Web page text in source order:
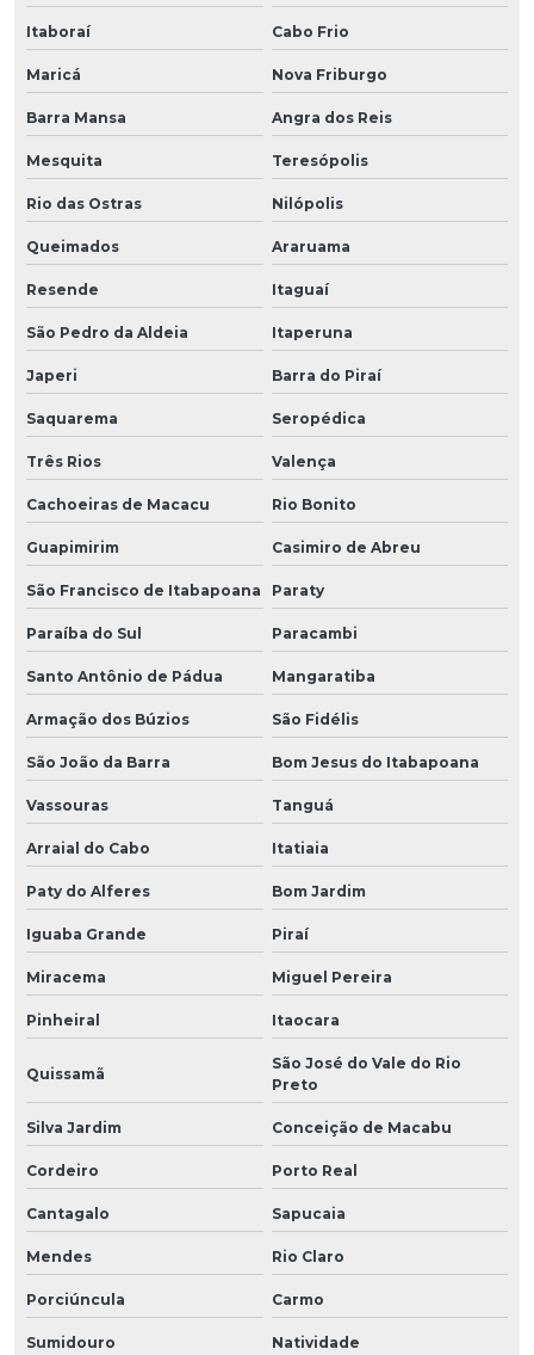
Itaboraí Cabo Frio
Maricá Nova Friburgo
Barra Mansa Angra dos Reis
Mesquita Teresópolis
Rio das Ostras Nilópolis
Queimados Araruama
Resende Itaguaí
São Pedro da Aldeia Itaperuna
Japeri Barra do Piraí
Saquarema Seropédica
Três Rios Valença
Cachoeiras de Macacu Rio Bonito
Guapimirim Casimiro de Abreu
São Francisco de Itabapoana Paraty
Paraíba do Sul Paracambi
Santo Antônio de Pádua Mangaratiba
Armação dos Búzios São Fidélis
São João da Barra Bom Jesus do Itabapoana
Vassouras Tanguá
Arraial do Cabo Itatiaia
Paty do Alferes Bom Jardim
Iguaba Grande Piraí
Miracema Miguel Pereira
Pinheiral Itaocara
Quissamã
São José do Vale do Rio
Preto
Silva Jardim Conceição de Macabu
Cordeiro Porto Real
Cantagalo Sapucaia
Mendes Rio Claro
Porciúncula Carmo
Sumidouro Natividade